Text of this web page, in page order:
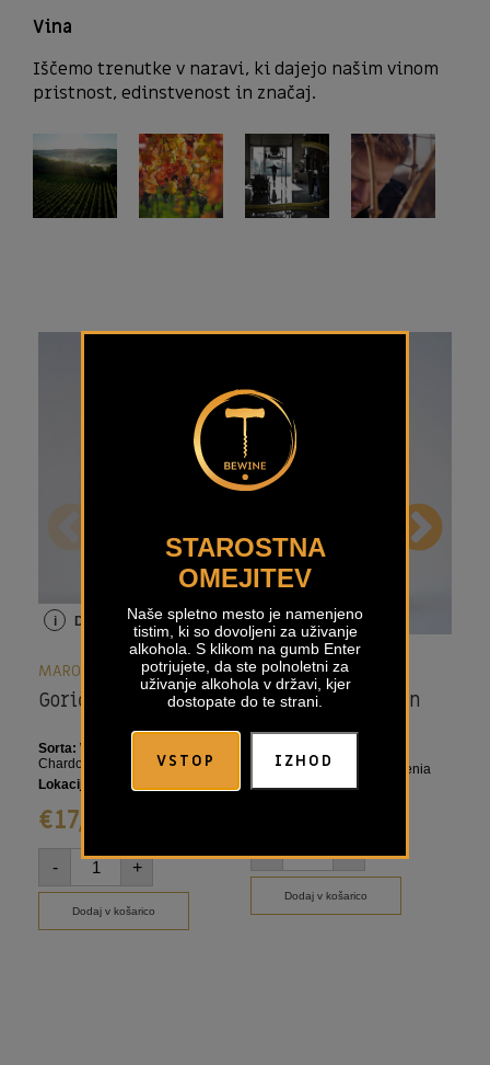
STAROSTNA
OMEJITEV
Naše spletno mesto je namenjeno
tistim, ki so dovoljeni za uživanje
alkohola. S klikom na gumb Enter
potrjujete, da ste polnoletni za
uživanje alkohola v državi, kjer
dostopate do te strani.
VSTOP IZHOD
Vina
Iščemo trenutke v naravi, ki dajejo našim vinom
pristnost, edinstvenost in značaj.
MAROF
Goričko Blanc Marof
Sorta: Welschriesling,
Chardonnay, Sauvignon
Lokacija:
Prekmurje, Slovenia
i Detajli
€17,50
- +
Dodaj v košarico
MAROF
Goričko Sauvignon
Lokacija: Prekmurje, Slovenia
i Detajli
- +
Dodaj v košarico